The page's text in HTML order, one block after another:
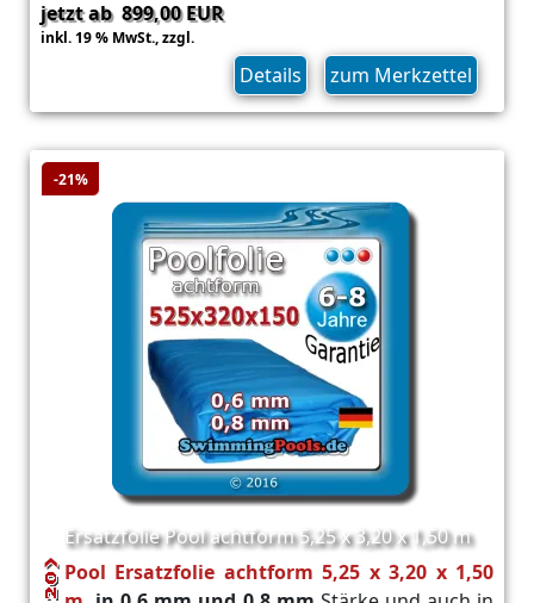
jetzt ab 899,00 EUR
inkl. 19 % MwSt.,zzgl.
Details zum Merkzettel
-21%
Ersatzfolie Pool achtform 5,25 x 3,20 x 1,50 m
Pool Ersatzfolie achtform 5,25 x 3,20 x 1,50